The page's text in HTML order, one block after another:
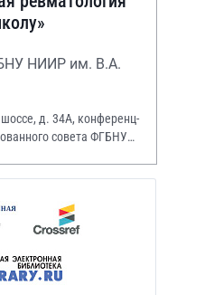
НИИР им. В.А.
д. 34А, конференц-
совета ФГБНУ